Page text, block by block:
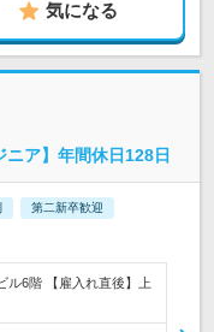
気になる
ア】年間休日128日
第二新卒歓迎
ル6階 【雇入れ直後】上